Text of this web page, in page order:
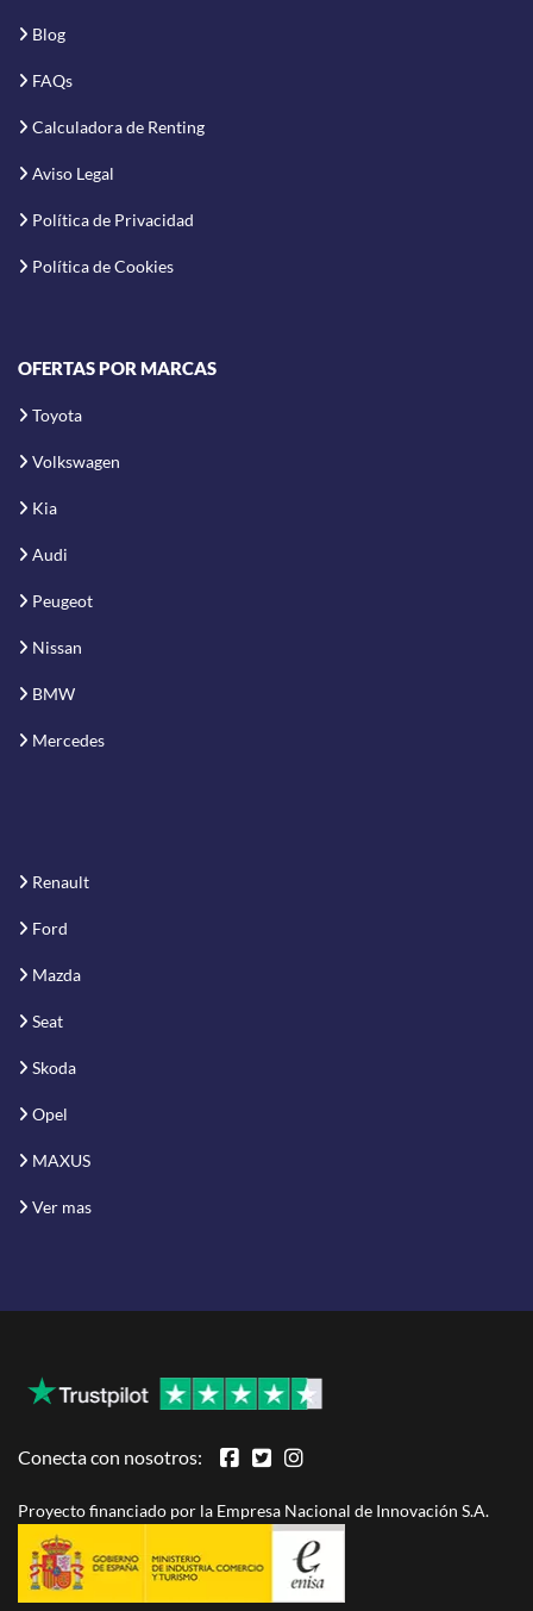
Blog
FAQs
Calculadora de Renting
Aviso Legal
Política de Privacidad
Política de Cookies
OFERTAS POR MARCAS
Toyota
Volkswagen
Kia
Audi
Peugeot
Nissan
BMW
Mercedes
Renault
Ford
Mazda
Seat
Skoda
Opel
MAXUS
Ver mas
Conecta con nosotros:
Proyecto financiado por la Empresa Nacional de Innovación S.A.